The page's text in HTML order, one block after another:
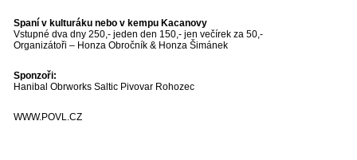
Spaní v kulturáku nebo v kempu Kacanovy
Vstupné dva dny 250,- jeden den 150,- jen večírek za 50,-
Organizátoři – Honza Obročník & Honza Šimánek
Sponzoři:
Hanibal Obrworks Saltic Pivovar Rohozec
WWW.POVL.CZ